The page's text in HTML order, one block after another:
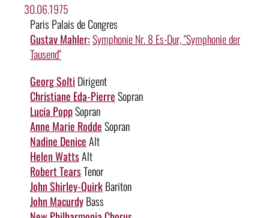
30.06.1975
Paris Palais de Congres
Gustav Mahler:Symphonie Nr. 8 Es-Dur, "Symphonie der
Tausend"
Georg Solti Dirigent
Christiane Eda-PierreSopran
Lucia PoppSopran
Anne Marie RoddeSopran
Nadine DeniceAlt
Helen WattsAlt
Robert TearsTenor
John Shirley-QuirkBariton
John MacurdyBass